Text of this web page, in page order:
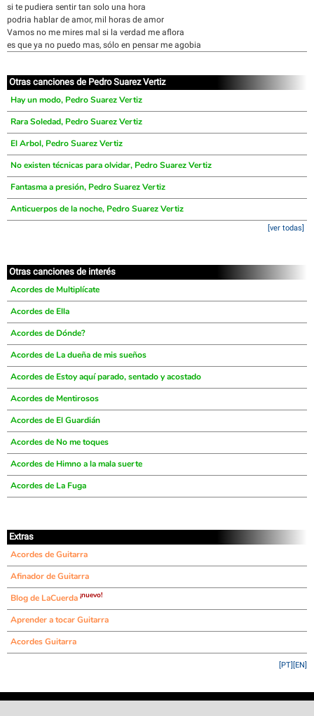
si te pudiera sentir tan solo una hora
podria hablar de amor, mil horas de amor
Vamos no me mires mal si la verdad me aflora
es que ya no puedo mas, sólo en pensar me agobia
Otras canciones de Pedro Suarez Vertiz
Hay un modo, Pedro Suarez Vertiz
Rara Soledad, Pedro Suarez Vertiz
El Arbol, Pedro Suarez Vertiz
No existen técnicas para olvidar, Pedro Suarez Vertiz
Fantasma a presión, Pedro Suarez Vertiz
Anticuerpos de la noche, Pedro Suarez Vertiz
[ver todas]
Otras canciones de interés
Acordes de Multiplícate
Acordes de Ella
Acordes de Dónde?
Acordes de La dueña de mis sueños
Acordes de Estoy aquí parado, sentado y acostado
Acordes de Mentirosos
Acordes de El Guardián
Acordes de No me toques
Acordes de Himno a la mala suerte
Acordes de La Fuga
Extras
Acordes de Guitarra
Afinador de Guitarra
Blog de LaCuerda ¡nuevo!
Aprender a tocar Guitarra
Acordes Guitarra
[EN]
[PT]